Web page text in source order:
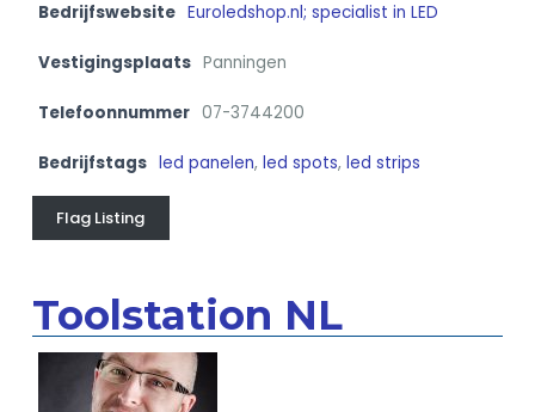
Bedrijfswebsite Euroledshop.nl; specialist in LED
Vestigingsplaats Panningen
Telefoonnummer 07-3744200
Bedrijfstags led panelen, led spots, led strips
Flag Listing
Toolstation NL